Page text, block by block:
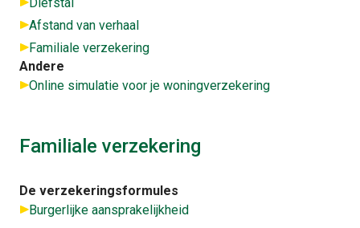
Afstand van verhaal
Familiale verzekering
Andere
Online simulatie voor je woningverzekering
Familiale verzekering
De verzekeringsformules
Burgerlijke aansprakelijkheid